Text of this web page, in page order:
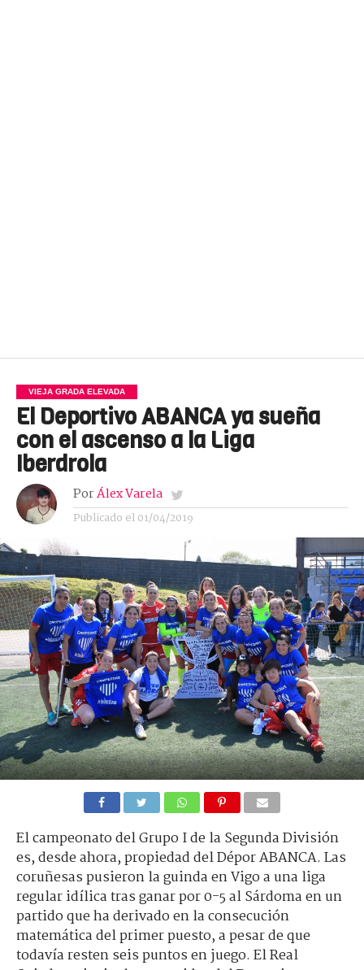
VIEJA GRADA ELEVADA
El Deportivo ABANCA ya sueña
con el ascenso a la Liga
Iberdrola
PorÁlex Varela
Publicado el 01/04/2019
El campeonato del Grupo I de la Segunda División
es, desde ahora, propiedad del Dépor ABANCA. Las
coruñesas pusieron la guinda en Vigo a una liga
regular idílica tras ganar por 0-5 al Sárdoma en un
partido que ha derivado en la consecución
matemática del primer puesto, a pesar de que
todavía resten seis puntos en juego. El Real